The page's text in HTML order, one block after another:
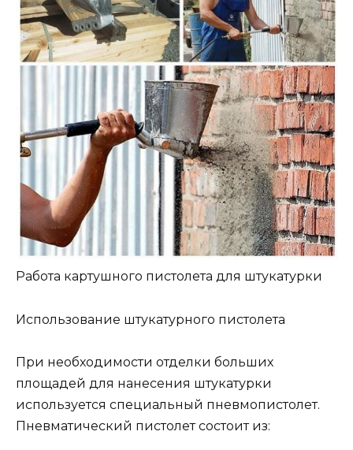
Работа картушного пистолета для штукатурки
Использование штукатурного пистолета
При необходимости отделки больших
площадей для нанесения штукатурки
используется специальный пневмопистолет.
Пневматический пистолет состоит из: